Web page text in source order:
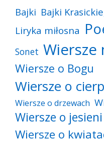
Bajki Bajki
Liryka miłosna
Sonet Wiersze
Wiersze o Bogu
Wiersze o
Wiersze o drzewach
Wiersze o jesieni
Wiersze o